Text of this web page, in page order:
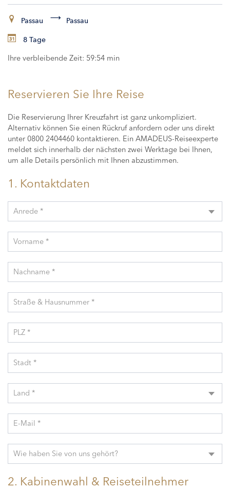
Passau Passau
8 Tage
Ihre verbleibende Zeit: 59:53 min
Reservieren Sie Ihre Reise
Die Reservierung Ihrer Kreuzfahrt ist ganz unkompliziert.
Alternativ können Sie einen Rückruf anfordern oder uns direkt
unter 0800 2404460 kontaktieren. Ein AMADEUS-Reiseexperte
meldet sich innerhalb der nächsten zwei Werktage bei Ihnen,
um alle Details persönlich mit Ihnen abzustimmen.
1. Kontaktdaten
Anrede *
Vorname *
Nachname *
Straße & Hausnummer *
PLZ *
Stadt *
Land *
E-Mail *
Wie haben Sie von uns gehört?
2. Kabinenwahl & Reiseteilnehmer